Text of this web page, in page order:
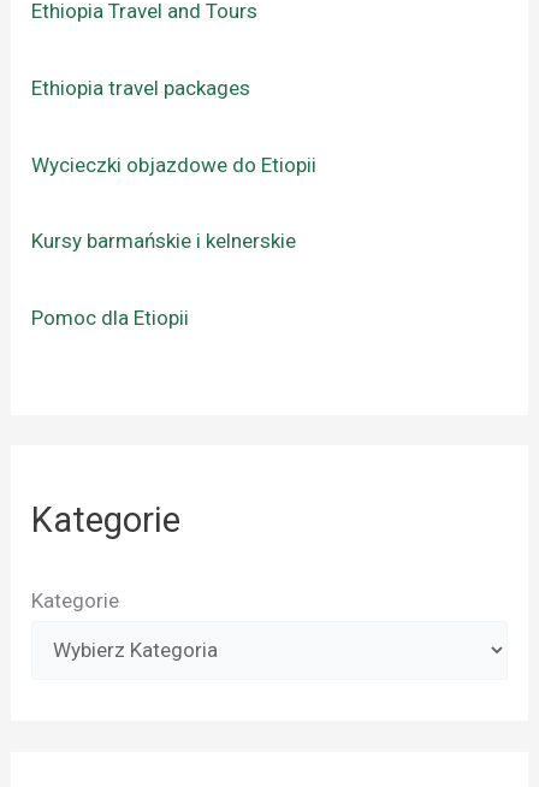
Ethiopia Travel and Tours
Ethiopia travel packages
Wycieczki objazdowe do Etiopii
Kursy barmańskie i kelnerskie
Pomoc dla Etiopii
Kategorie
Kategorie